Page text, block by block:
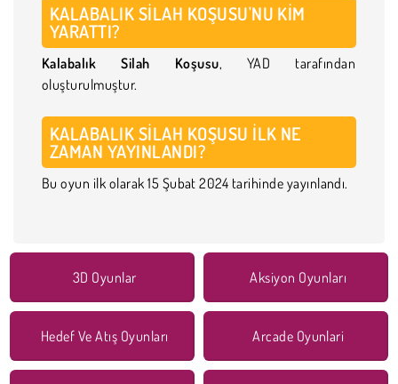
KALABALIK SILAH KOŞUSU'NU KIM
YARATTI?
Kalabalık Silah Koşusu, YAD tarafından
oluşturulmuştur.
KALABALIK SILAH KOŞUSU ILK NE
ZAMAN YAYINLANDI?
Bu oyun ilk olarak 15 Şubat 2024 tarihinde yayınlandı.
3D Oyunlar Aksiyon Oyunları
Hedef Ve Atış Oyunları Arcade Oyunlari